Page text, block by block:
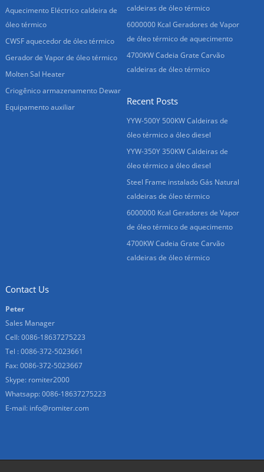
Aquecimento Eléctrico caldeira de
óleo térmico
CWSF aquecedor de óleo térmico
Gerador de Vapor de óleo térmico
Molten Sal Heater
Criogênico armazenamento Dewar
Equipamento auxiliar
caldeiras de óleo térmico
6000000 Kcal Geradores de Vapor
de óleo térmico de aquecimento
4700KW Cadeia Grate Carvão
caldeiras de óleo térmico
Recent Posts
YYW-500Y 500KW Caldeiras de
óleo térmico a óleo diesel
YYW-350Y 350KW Caldeiras de
óleo térmico a óleo diesel
Steel Frame instalado Gás Natural
caldeiras de óleo térmico
6000000 Kcal Geradores de Vapor
de óleo térmico de aquecimento
4700KW Cadeia Grate Carvão
caldeiras de óleo térmico
Contact Us
Peter
Sales Manager
Cell: 0086-18637275223
Tel : 0086-372-5023661
Fax: 0086-372-5023667
Skype: romiter2000
Whatsapp:0086-18637275223
E-mail: info@romiter.com